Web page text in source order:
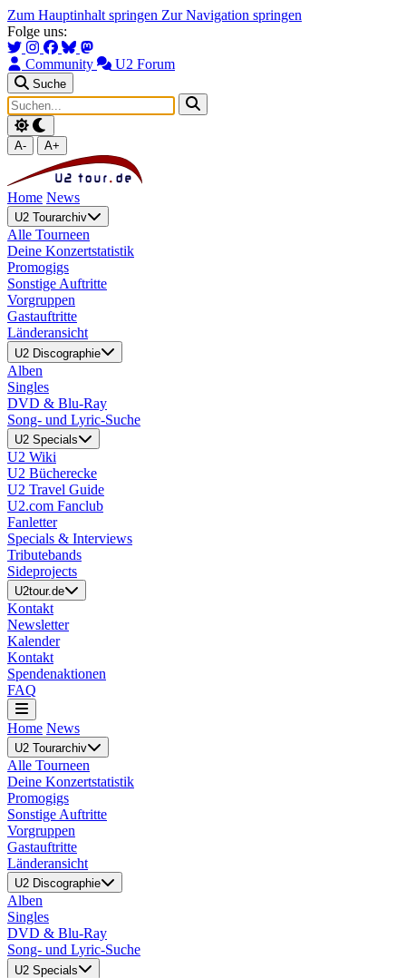
Zum Hauptinhalt springen Zur Navigation springen
Folge uns:
Community U2 Forum
Suche
A- A+
Home News
U2 Tourarchiv
Alle Tourneen
Deine Konzertstatistik
Promogigs
Sonstige Auftritte
Vorgruppen
Gastauftritte
Länderansicht
U2 Discographie
Alben
Singles
DVD & Blu-Ray
Song- und Lyric-Suche
U2 Specials
U2 Wiki
U2 Bücherecke
U2 Travel Guide
U2.com Fanclub
Fanletter
Specials & Interviews
Tributebands
Sideprojects
U2tour.de
Kontakt
Newsletter
Kalender
Kontakt
Spendenaktionen
FAQ
Home News
U2 Tourarchiv
Alle Tourneen
Deine Konzertstatistik
Promogigs
Sonstige Auftritte
Vorgruppen
Gastauftritte
Länderansicht
U2 Discographie
Alben
Singles
DVD & Blu-Ray
Song- und Lyric-Suche
U2 Specials